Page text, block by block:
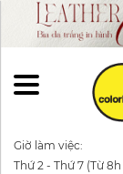
Giờ làm việc:
Thứ 2 - Thứ 7 (Từ 8h